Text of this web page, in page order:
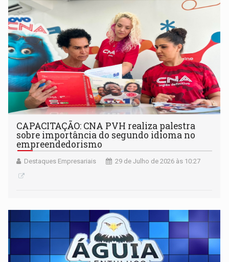
CAPACITAÇÃO: CNA PVH realiza palestra
sobre importância do segundo idioma no
empreendedorismo
Destaques Empresariais 29 de Julho de 2026 às 10:27